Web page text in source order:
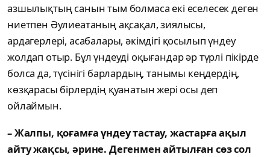
азшылықтың санын тым болмаса екі еселесек деген
ниетпен Әулиеатаның ақсақал, зиялысы,
ардагерлері, асабалары, әкімдігі қосылып үндеу
жолдап отыр. Бұл үндеуді оқығандар әр түрлі пікірде
болса да, түсінігі барлардың, танымы кеңдердің,
көзқарасы бірлердің қуанатын жері осы деп
ойлаймын.
– Жалпы, қоғамға үндеу тастау, жастарға ақыл
айту жақсы, әрине. Дегенмен айтылған сөз сол